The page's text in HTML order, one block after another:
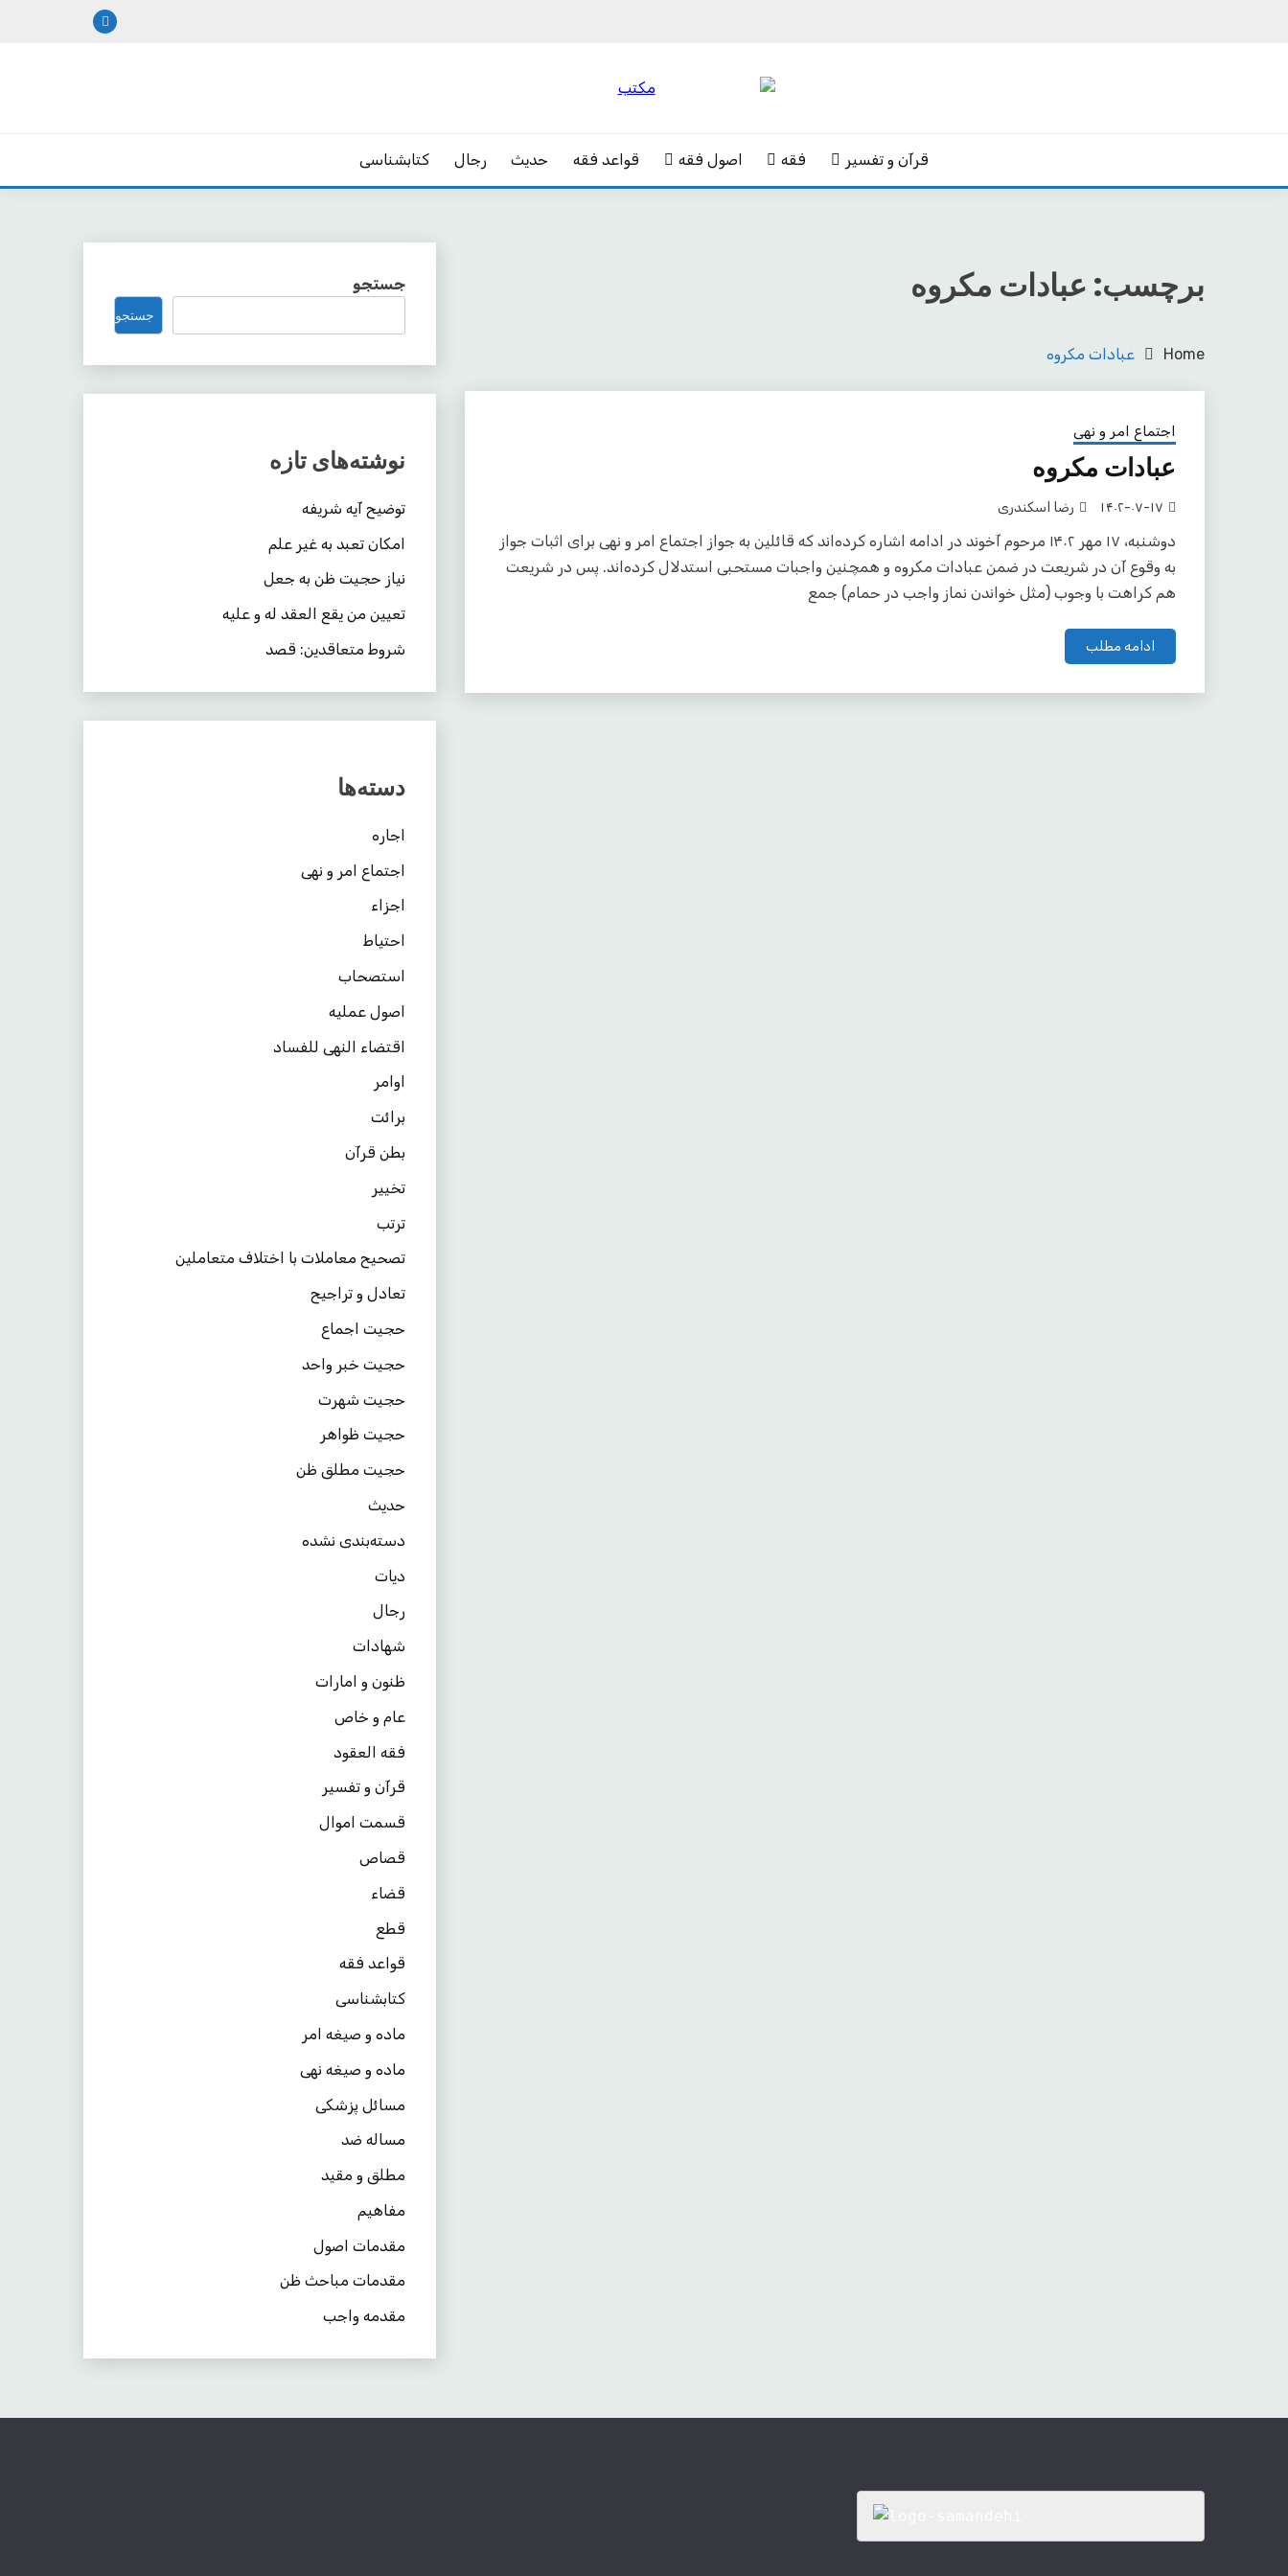
قرآن و تفسیر فقه اصول فقه قواعد فقه حدیث رجال کتابشناسی
برچسب: عبادات مکروه
Home عبادات مکروه
اجتماع امر و نهی
عبادات مکروه
۱۴۰۲-۰۷-۱۷ رضا اسکندری
دوشنبه، ۱۷ مهر ۱۴۰۲ مرحوم آخوند در ادامه اشاره کرده‌اند که قائلین به جواز اجتماع امر و نهی برای اثبات جواز
به وقوع آن در شریعت در ضمن عبادات مکروه و همچنین واجبات مستحبی استدلال کرده‌اند. پس در شریعت
هم کراهت با وجوب (مثل خواندن نماز واجب در حمام) جمع
ادامه مطلب
جستجو
جستجو
نوشته‌های تازه
توضیح آیه شریفه
امکان تعبد به غیر علم
نیاز حجیت ظن به جعل
تعیین من یقع العقد له و علیه
شروط متعاقدین: قصد
دسته‌ها
اجاره
اجتماع امر و نهی
اجزاء
احتیاط
استصحاب
اصول عملیه
اقتضاء النهی للفساد
اوامر
برائت
بطن قرآن
تخییر
ترتب
تصحیح معاملات با اختلاف متعاملین
تعادل و تراجیح
حجیت اجماع
حجیت خبر واحد
حجیت شهرت
حجیت ظواهر
حجیت مطلق ظن
حدیث
دسته‌بندی نشده
دیات
رجال
شهادات
ظنون و امارات
عام و خاص
فقه العقود
قرآن و تفسیر
قسمت اموال
قصاص
قضاء
قطع
قواعد فقه
کتابشناسی
ماده و صیغه امر
ماده و صیغه نهی
مسائل پزشکی
مساله ضد
مطلق و مقید
مفاهیم
مقدمات اصول
مقدمات مباحث ظن
مقدمه واجب